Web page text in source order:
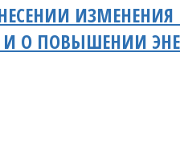
ИЗМЕНЕНИЯ
О ПОВЫШЕНИИ